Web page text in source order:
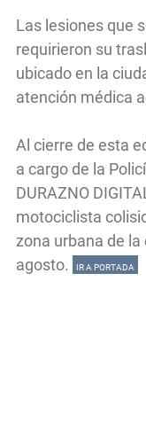
Las lesiones que
requirieron su
ubicado en la
atención médica
Al cierre de esta
a cargo de la
DURAZNO
motociclista
zona urbana de la
agosto.
IR A PORTADA